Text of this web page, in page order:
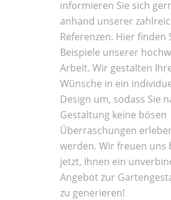
informieren Sie sich
anhand unserer
Referenzen. Hier finden
Beispiele unserer
Arbeit. Wir gestalten
Wünsche in ein
Design um, sodass Sie
Gestaltung keine bösen
Überraschungen
werden. Wir freuen uns
jetzt, Ihnen ein
Angebot zur
zu generieren!